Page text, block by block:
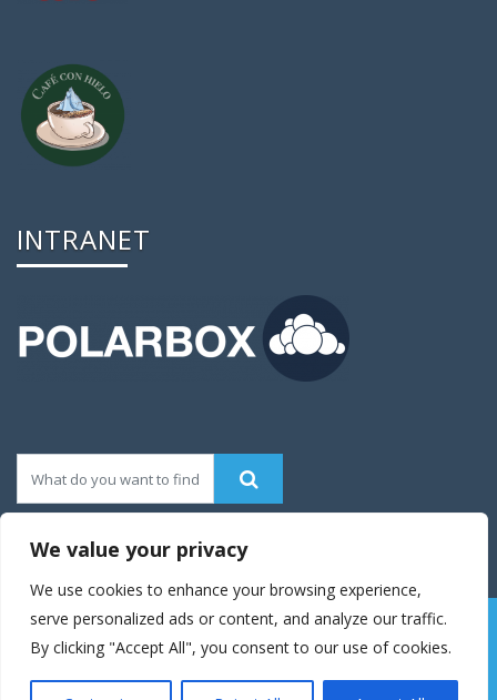
We value your privacy
We use cookies to enhance your browsing experience,
serve personalized ads or content, and analyze our traffic.
By clicking "Accept All", you consent to our use of cookies.
INTRANET
© 2016 Enigma Theme|Theme Developed By
Themes